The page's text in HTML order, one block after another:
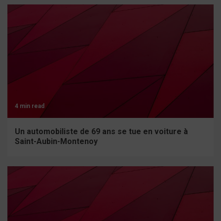
4 min read
Un automobiliste de 69 ans se tue en voiture à
Saint-Aubin-Montenoy